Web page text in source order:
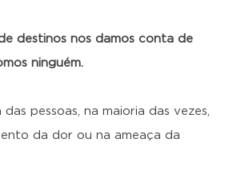
destinos nos damos conta de
ninguém.
pessoas, na maioria das vezes,
da dor ou na ameaça da